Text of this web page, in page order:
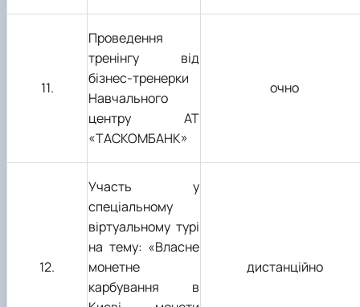
11.
Проведення
тренінгу від
бізнес-тренерки
Навчального
центру АТ
«ТАСКОМБАНК»
очно
12.
Участь у
спеціальному
віртуальному турі
на тему: «Власне
монетне
карбування в
дистанційно